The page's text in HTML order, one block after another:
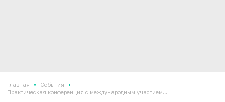
Главная • События •
Практическая конференция с международным участием...